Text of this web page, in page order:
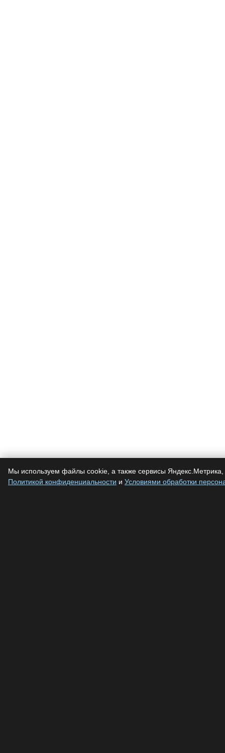
Мы используем файлы cookie, а также сервисы
Политикой конфиденциальности и Условиями обработки